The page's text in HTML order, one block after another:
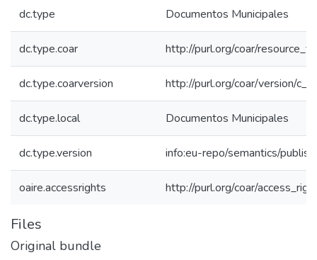
dc.type Documentos Municipales
dc.type.coar http://purl.org/coar/
dc.type.coarversion http://purl.org/coar/version/
dc.type.local Documentos Municipales
dc.type.version info:eu-repo/semantics/
oaire.accessrights http://purl.org/coar/
Files
Original bundle